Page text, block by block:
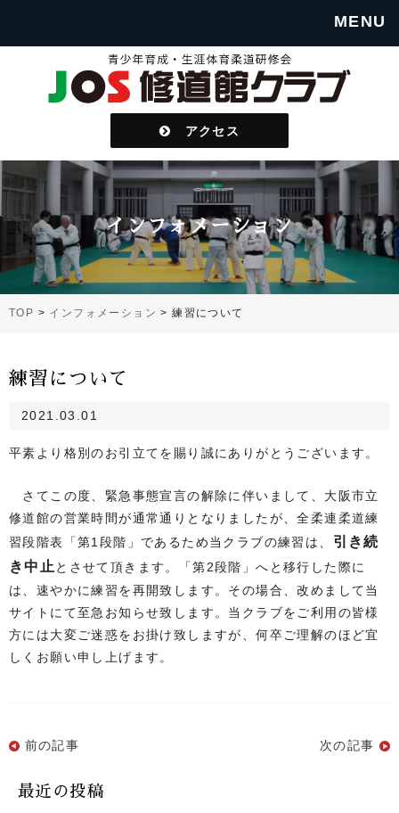
MENU
アクセス
インフォメーション
TOP > インフォメーション >練習について
練習について
2021.03.01
平素より格別のお引立てを賜り誠にありがとうございます。
さてこの度、緊急事態宣言の解除に伴いまして、大阪市立
修道館の営業時間が通常通りとなりましたが、全柔連柔道練
習段階表「第1段階」であるため当クラブの練習は、
引き続
き中止とさせて頂きます。「第2段階」へと移行した際に
は、速やかに練習を再開致します。その場合、改めまして当
サイトにて至急お知らせ致します。当クラブをご利用の皆様
方には大変ご迷惑をお掛け致しますが、何卒ご理解のほど宜
しくお願い申し上げます。
前の記事 次の記事
最近の投稿